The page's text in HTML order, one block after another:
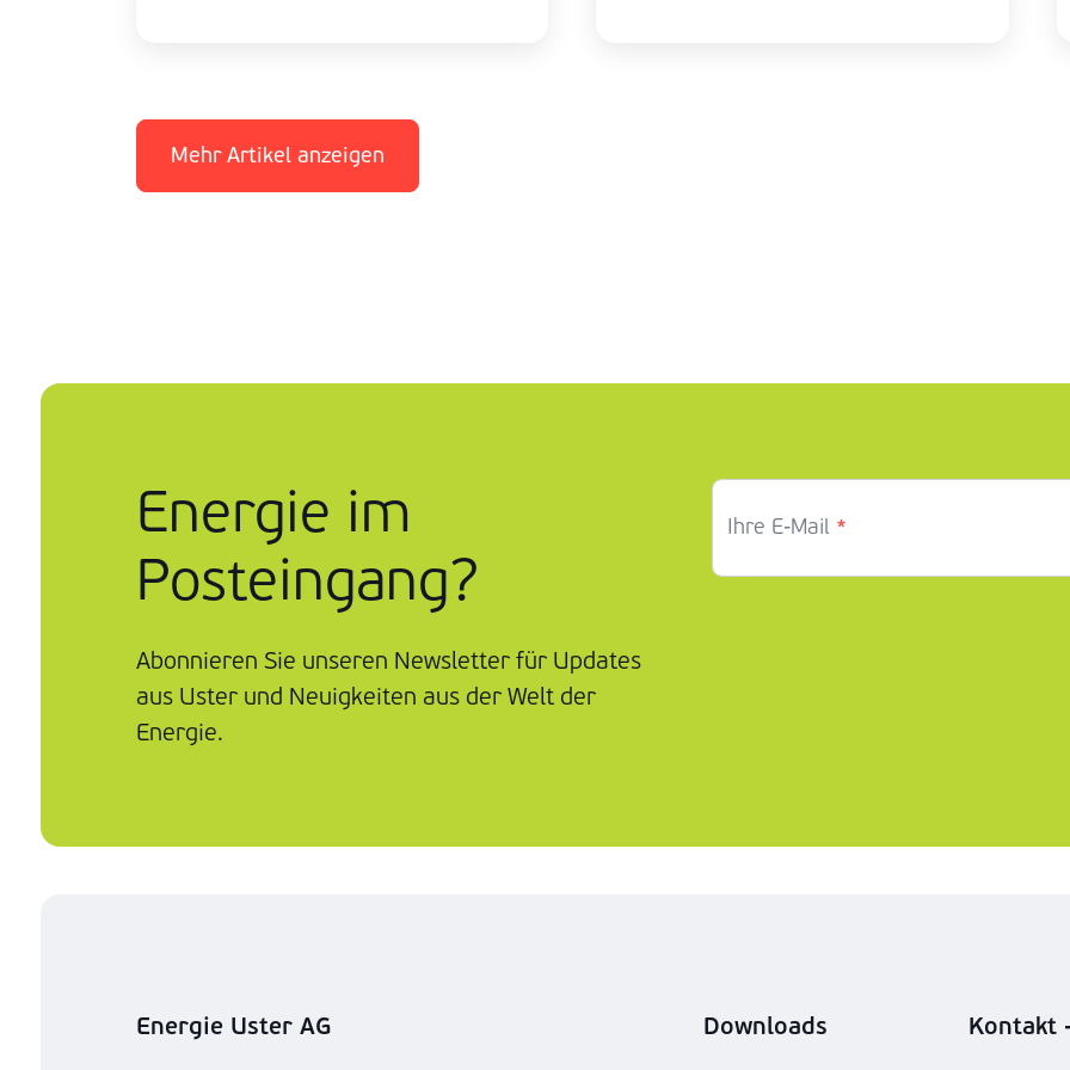
Mehr Artikel anzeigen
Energie im
Posteingang?
Abonnieren Sie unseren Newsletter für Updates
aus Uster und Neuigkeiten aus der Welt der
Energie.
Ihre E-Mail *
Energie Uster AG Downloads Kontakt